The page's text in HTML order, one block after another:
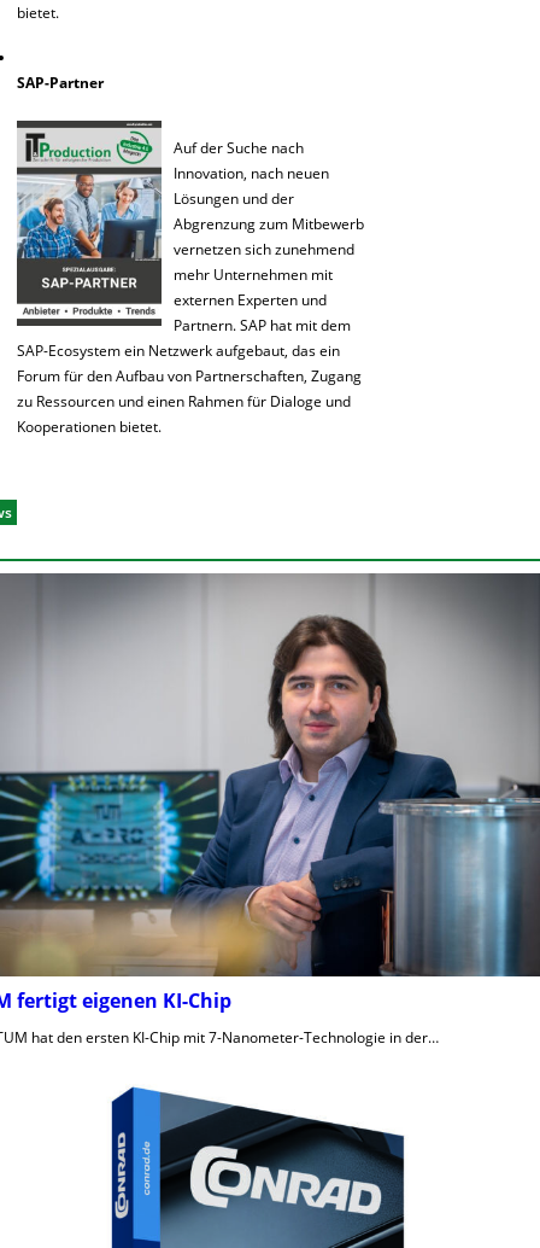
bietet.
SAP-Partner
Auf der Suche nach
Innovation, nach neuen
Lösungen und der
Abgrenzung zum Mitbewerb
vernetzen sich zunehmend
mehr Unternehmen mit
externen Experten und
Partnern. SAP hat mit dem
SAP-Ecosystem ein Netzwerk aufgebaut, das ein
Forum für den Aufbau von Partnerschaften, Zugang
zu Ressourcen und einen Rahmen für Dialoge und
Kooperationen bietet.
fertigt eigenen KI-Chip
hat den ersten KI-Chip mit 7-Nanometer-Technologie in der…